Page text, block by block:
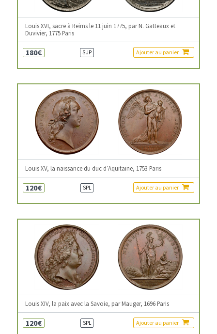
Louis XVI, sacre à Reims le 11 juin 1775, par N. Gatteaux et
Duvivier, 1775 Paris
180€ SUP Ajouter au panier
Louis XV, la naissance du duc d’Aquitaine, 1753 Paris
120€ SPL Ajouter au panier
Louis XIV, la paix avec la Savoie, par Mauger, 1696 Paris
120€ SPL Ajouter au panier